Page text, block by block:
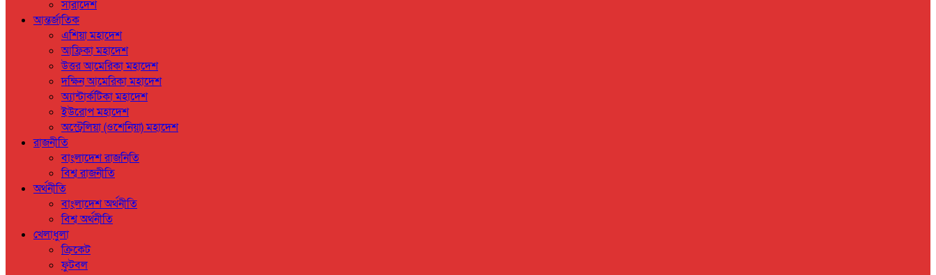
সারাদেশ
আন্তর্জাতিক
এশিয়া মহাদেশ
আফ্রিকা মহাদেশ
উত্তর আমেরিকা মহাদেশ
দক্ষিন আমেরিকা মহাদেশ
অ্যান্টার্কটিকা মহাদেশ
ইউরোপ মহাদেশ
অস্ট্রেলিয়া (ওশেনিয়া) মহাদেশ
রাজনীতি
বাংলাদেশ রাজনিতি
বিশ্ব রাজনীতি
অর্থনীতি
বাংলাদেশ অর্থনীতি
বিশ্ব অর্থনীতি
খেলাধুলা
ক্রিকেট
ফুটবল